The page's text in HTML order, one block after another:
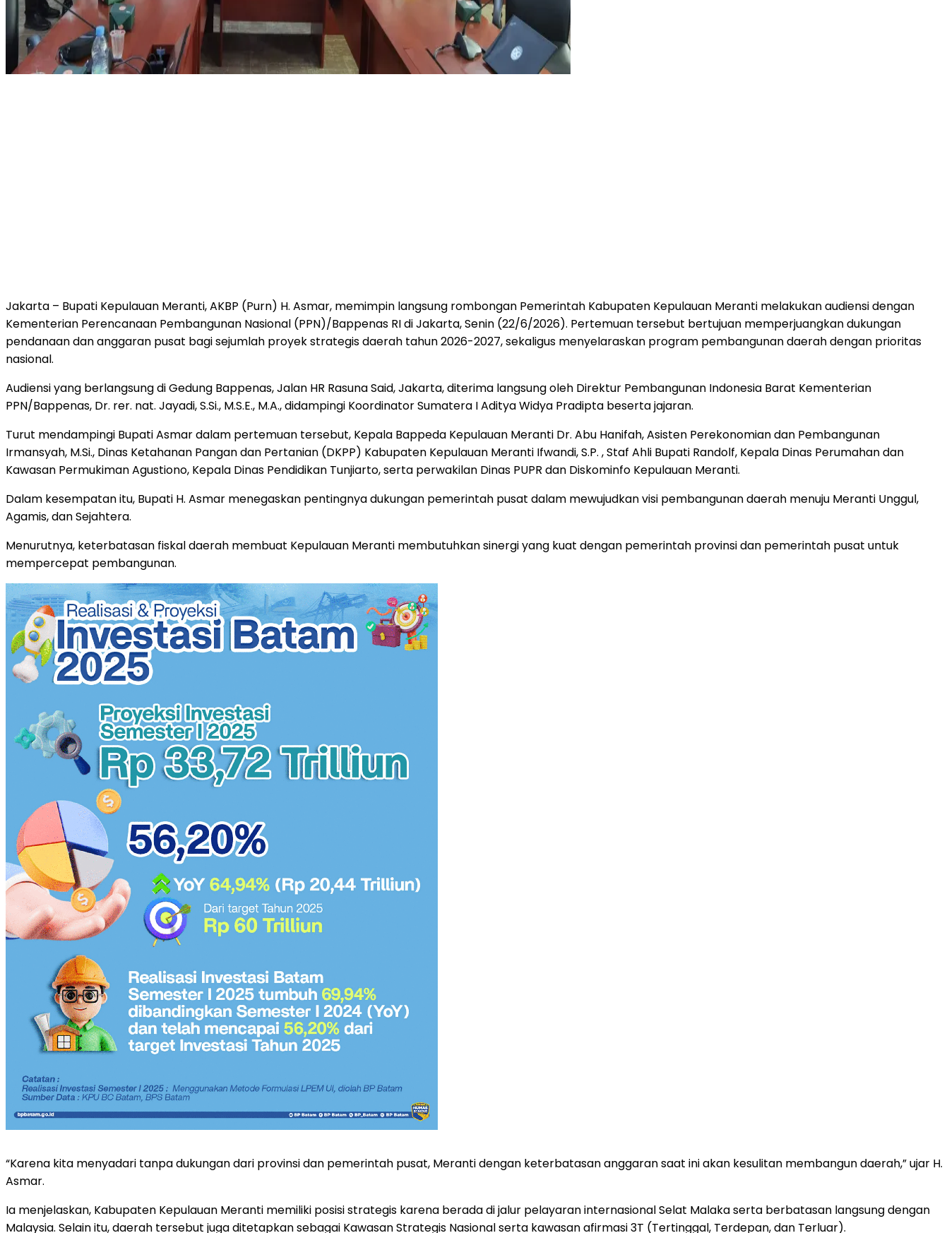
Jakarta – Bupati Kepulauan Meranti, AKBP (Purn) H. Asmar, memimpin langsung rombongan Pemerintah Kabupaten Kepulauan Meranti melakukan audiensi dengan
Kementerian Perencanaan Pembangunan Nasional (PPN)/Bappenas RI di Jakarta, Senin (22/6/2026). Pertemuan tersebut bertujuan memperjuangkan dukungan
pendanaan dan anggaran pusat bagi sejumlah proyek strategis daerah tahun 2026-2027, sekaligus menyelaraskan program pembangunan daerah dengan prioritas
nasional.
Audiensi yang berlangsung di Gedung Bappenas, Jalan HR Rasuna Said, Jakarta, diterima langsung oleh Direktur Pembangunan Indonesia Barat Kementerian
PPN/Bappenas, Dr. rer. nat. Jayadi, S.Si., M.S.E., M.A., didampingi Koordinator Sumatera I Aditya Widya Pradipta beserta jajaran.
Turut mendampingi Bupati Asmar dalam pertemuan tersebut, Kepala Bappeda Kepulauan Meranti Dr. Abu Hanifah, Asisten Perekonomian dan Pembangunan
Irmansyah, M.Si., Dinas Ketahanan Pangan dan Pertanian (DKPP) Kabupaten Kepulauan Meranti Ifwandi, S.P. , Staf Ahli Bupati Randolf, Kepala Dinas Perumahan dan
Kawasan Permukiman Agustiono, Kepala Dinas Pendidikan Tunjiarto, serta perwakilan Dinas PUPR dan Diskominfo Kepulauan Meranti.
Dalam kesempatan itu, Bupati H. Asmar menegaskan pentingnya dukungan pemerintah pusat dalam mewujudkan visi pembangunan daerah menuju Meranti Unggul,
Agamis, dan Sejahtera.
Menurutnya, keterbatasan fiskal daerah membuat Kepulauan Meranti membutuhkan sinergi yang kuat dengan pemerintah provinsi dan pemerintah pusat untuk
mempercepat pembangunan.
“Karena kita menyadari tanpa dukungan dari provinsi dan pemerintah pusat, Meranti dengan keterbatasan anggaran saat ini akan kesulitan membangun daerah,” ujar H.
Asmar.
Ia menjelaskan, Kabupaten Kepulauan Meranti memiliki posisi strategis karena berada di jalur pelayaran internasional Selat Malaka serta berbatasan langsung dengan
Malaysia. Selain itu, daerah tersebut juga ditetapkan sebagai Kawasan Strategis Nasional serta kawasan afirmasi 3T (Tertinggal, Terdepan, dan Terluar).